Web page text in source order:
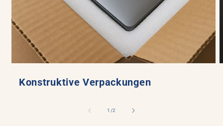
Konstruktive Verpackungen
1 /von
2